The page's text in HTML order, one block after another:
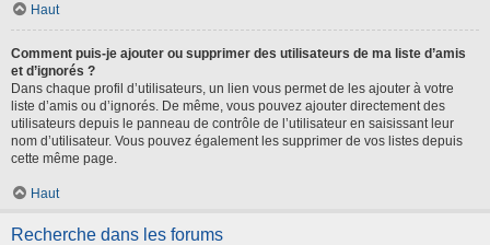
Haut
Comment puis-je ajouter ou supprimer des utilisateurs de ma liste d’amis
et d’ignorés ?
Dans chaque profil d’utilisateurs, un lien vous permet de les ajouter à votre
liste d’amis ou d’ignorés. De même, vous pouvez ajouter directement des
utilisateurs depuis le panneau de contrôle de l’utilisateur en saisissant leur
nom d’utilisateur. Vous pouvez également les supprimer de vos listes depuis
cette même page.
Haut
Recherche dans les forums